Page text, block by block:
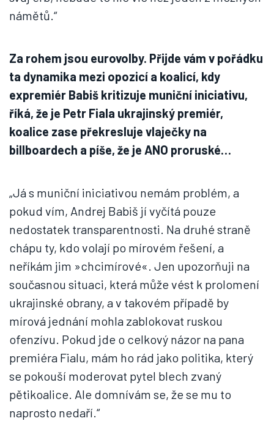
námětů.“
Za rohem jsou eurovolby. Přijde vám v pořádku
ta dynamika mezi opozicí a koalicí, kdy
expremiér Babiš kritizuje muniční iniciativu,
říká, že je Petr Fiala ukrajinský premiér,
koalice zase překresluje vlaječky na
billboardech a píše, že je ANO proruské…
„Já s muniční iniciativou nemám problém, a
pokud vím, Andrej Babiš jí vyčítá pouze
nedostatek transparentnosti. Na druhé straně
chápu ty, kdo volají po mírovém řešení, a
neříkám jim »chcimírové«. Jen upozorňuji na
současnou situaci, která může vést k prolomení
ukrajinské obrany, a v takovém případě by
mírová jednání mohla zablokovat ruskou
ofenzívu. Pokud jde o celkový názor na pana
premiéra Fialu, mám ho rád jako politika, který
se pokouší moderovat pytel blech zvaný
pětikoalice. Ale domnívám se, že se mu to
naprosto nedaří.“